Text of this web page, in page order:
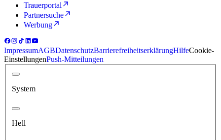
Trauerportal
Partnersuche
Werbung
ImpressumAGBDatenschutzBarrierefreiheitserklärungHilfeCookie-
EinstellungenPush-Mitteilungen
System
Hell